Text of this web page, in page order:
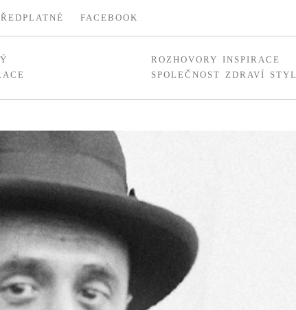
FACEBOOK
ROZHOVORY INSPIRACE
SPOLEČNOST ZDRAVÍ STYL